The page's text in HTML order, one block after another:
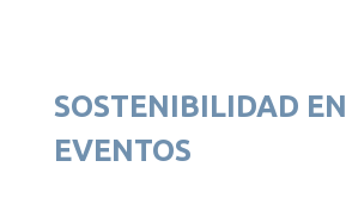
SOSTENIBILIDAD EN
EVENTOS